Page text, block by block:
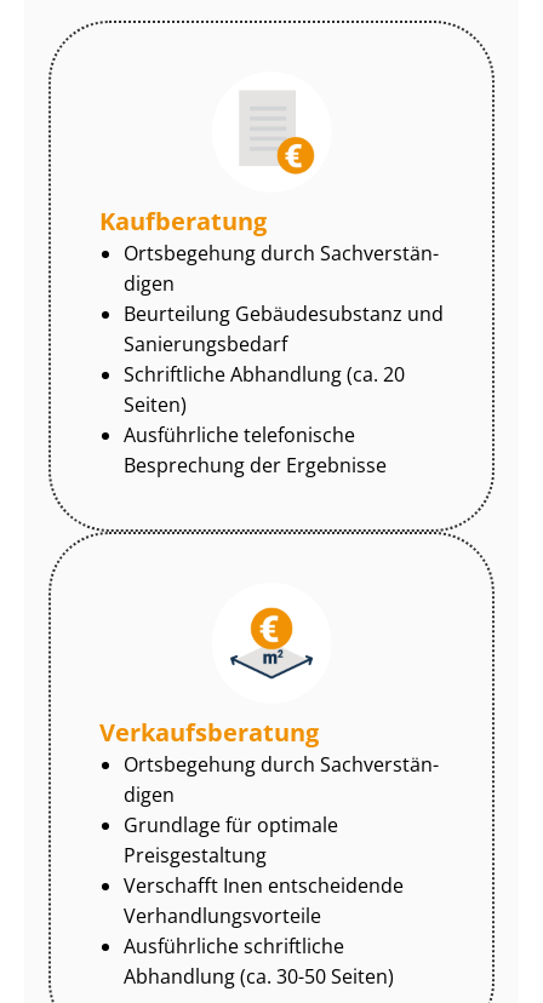
Kaufberatung
Ortsbegehung durch Sach­ver­stän­
di­gen
Beurteilung Gebäudesubstanz und
Sa­nie­rungs­be­darf
Schriftliche Abhandlung (ca. 20
Seiten)
Ausführliche telefonische
Besprechung der Ergebnisse
Ver­kaufs­be­ra­tung
Ortsbegehung durch Sach­ver­stän­
di­gen
Grundlage für optimale
Preisgestaltung
Verschafft Inen entscheidende
Ver­hand­lungs­vor­tei­le
Ausführliche schriftliche
Abhandlung (ca. 30-50 Seiten)